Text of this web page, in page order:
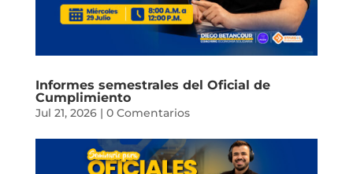
Informes semestrales del Oficial de
Cumplimiento
Jul 21, 2026| 0 Comentarios